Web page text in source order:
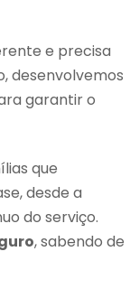
e precisa
desenvolvemos
garantir o
que
desde a
do serviço.
, sabendo de